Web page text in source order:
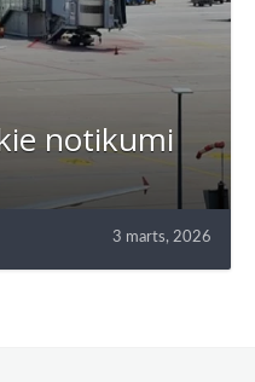
notikumi
3 marts, 2026